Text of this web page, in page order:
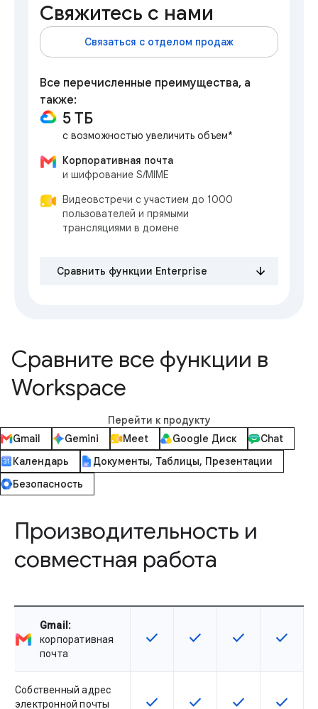
Свяжитесь с нами
Связаться с отделом продаж
Все перечисленные преимущества, а
также:
5 ТБ
с возможностью увеличить объем*
Корпоративная почта
и шифрование S/MIME
Видеовстречи с участием до 1000
пользователей и прямыми
трансляциями в домене
Сравнить функции Enterprise
Сравните все функции в
Workspace
Перейти к продукту
Gmail
Gemini Meet Google Диск
Chat
Календарь
Документы, Таблицы, Презентации
Безопасность
Производительность и
совместная работа
Gmail:
корпоративная
почта
Эта возможность доступна для
check Эта возможность
check Эта
check Эта
check
Собственный адрес
электронной почты
Эта возможность доступна для
check Эта возможность
check Эта
check Эта
check